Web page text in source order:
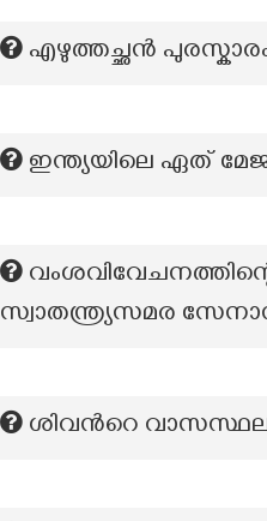
എഴുത്തച്ഛന്‍
ഇന്ത്യയിലെ ഏത്
സ്വാതന്ത്ര്യസമര
ശിവന്‍റെ